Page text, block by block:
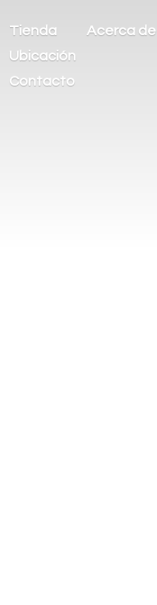
Tienda
Acerca de
Ubicación
Contacto